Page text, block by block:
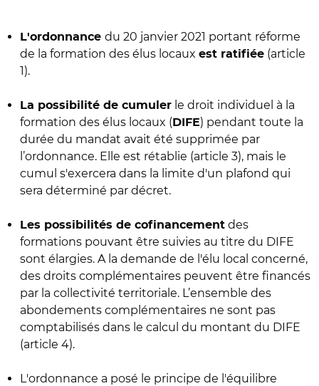
L'ordonnance du 20 janvier 2021 portant réforme
de la formation des élus locaux est ratifiée (article
1).
La possibilité de cumuler le droit individuel à la
formation des élus locaux ( DIFE) pendant toute la
durée du mandat avait été supprimée par
l’ordonnance. Elle est rétablie (article 3), mais le
cumul s'exercera dans la limite d'un plafond qui
sera déterminé par décret.
Les possibilités de cofinancement des
formations pouvant être suivies au titre du DIFE
sont élargies. A la demande de l'élu local concerné,
des droits complémentaires peuvent être financés
par la collectivité territoriale. L’ensemble des
abondements complémentaires ne sont pas
comptabilisés dans le calcul du montant du DIFE
(article 4).
L'ordonnance a posé le principe de l'équilibre